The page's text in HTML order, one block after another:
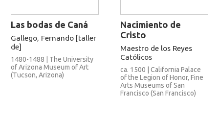
Las bodas de Caná
Gallego, Fernando [taller
de]
1480-1488 | The University
of Arizona Museum of Art
(Tucson, Arizona)
Nacimiento de
Cristo
Maestro de los Reyes
Católicos
ca. 1500 | California Palace
of the Legion of Honor, Fine
Arts Museums of San
Francisco (San Francisco)